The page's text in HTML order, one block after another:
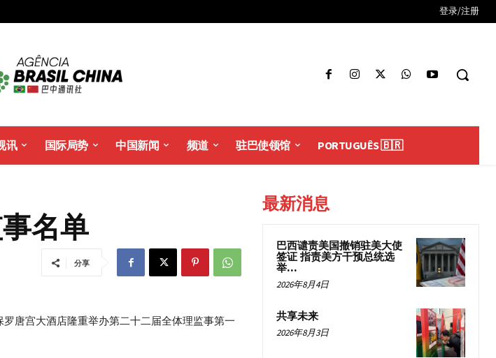
登录/注册
讯 国际局势 中国新闻 频道 驻巴使领馆 PORTUGUÊS 🇧🇷
名单
分享
唐宫大酒店隆重举办第二十二届全体理监事第一
最新消息
巴西谴责美国撤销驻美大使
签证 指责美方干预总统选
举...
2026年8月4日
共享未来
2026年8月3日